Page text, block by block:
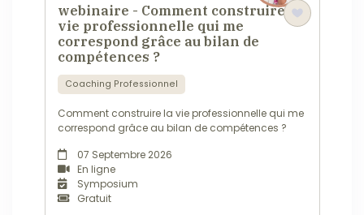
webinaire - Comment construire la
vie professionnelle qui me
correspond grâce au bilan de
compétences ?
Coaching Professionnel
Comment construire la vie professionnelle qui me
correspond grâce au bilan de compétences ?
07 Septembre 2026
En ligne
Symposium
Gratuit